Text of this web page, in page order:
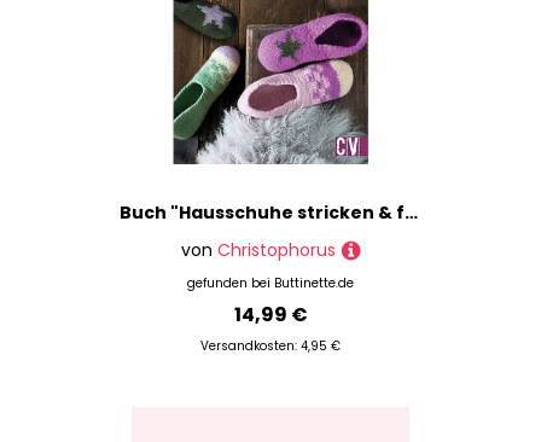
Buch "Hausschuhe stricken & filzen"
von Christophorus
gefunden bei Buttinette.de
14,99 €
Versandkosten: 4,95 €